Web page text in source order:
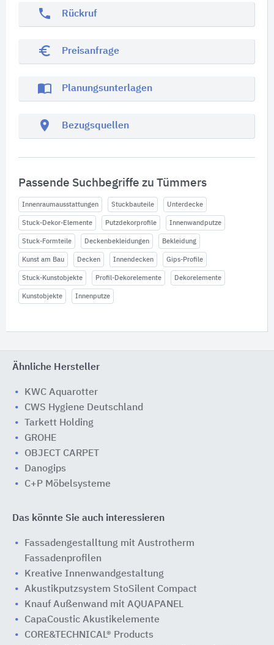
phone Rückruf
euro_symbol Preisanfrage
import_contacts Planungsunterlagen
location_on Bezugsquellen
Passende Suchbegriffe zu Tümmers
Innenraumausstattungen Stuckbauteile Unterdecke
Stuck-Dekor-Elemente Putzdekorprofile Innenwandputze
Stuck-Formteile Deckenbekleidungen Bekleidung
Kunst am Bau Decken Innendecken Gips-Profile
Stuck-Kunstobjekte Profil-Dekorelemente Dekorelemente
Kunstobjekte Innenputze
Ähnliche Hersteller
KWC Aquarotter
CWS Hygiene Deutschland
Tarkett Holding
GROHE
OBJECT CARPET
Danogips
C+P Möbelsysteme
Das könnte Sie auch interessieren
Fassadengestalltung mit Austrotherm
Fassadenprofilen
Kreative Innenwandgestaltung
Akustikputzsystem StoSilent Compact
Knauf Außenwand mit AQUAPANEL
CapaCoustic Akustikelemente
CORE&TECHNICAL® Products